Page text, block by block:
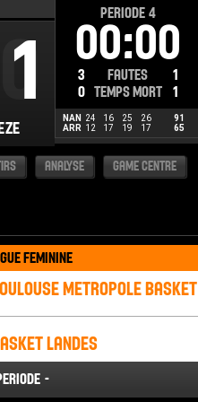
PERIODE 4
00:00
3 FAUTES
1
0 TEMPS MORT 1
NAN 24 16 25 26
91
ARR 12 17 19 17 65
ANALYSE GAME CENTRE
FEMININE
METROPOLE BASKET
LANDES
-